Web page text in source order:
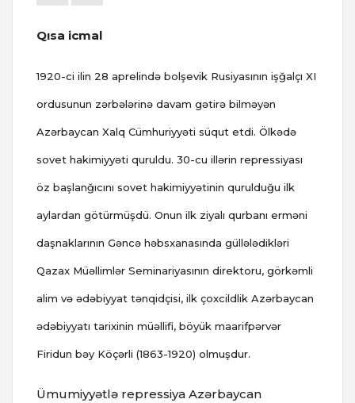
Qısa icmal
1920-ci ilin 28 aprelində bolşevik Rusiyasının işğalçı XI
ordusunun zərbələrinə davam gətirə bilməyən
Azərbaycan Xalq Cümhuriyyəti süqut etdi. Ölkədə
sovet hakimiyyəti quruldu. 30-cu illərin repressiyası
öz başlanğıcını sovet hakimiyyətinin qurulduğu ilk
aylardan götürmüşdü. Onun ilk ziyalı qurbanı erməni
daşnaklarının Gəncə həbsxanasında güllələdikləri
Qazax Müəllimlər Seminariyasının direktoru, görkəmli
alim və ədəbiyyat tənqidçisi, ilk çoxcildlik Azərbaycan
ədəbiyyatı tarixinin müəllifi, böyük maarifpərvər
Firidun bəy Köçərli (1863-1920) olmuşdur.
Ümumiyyətlə repressiya Azərbaycan